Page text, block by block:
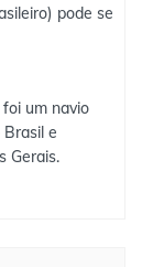
pode se
um navio
e
Gerais.